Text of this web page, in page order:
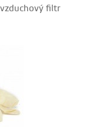
filtr